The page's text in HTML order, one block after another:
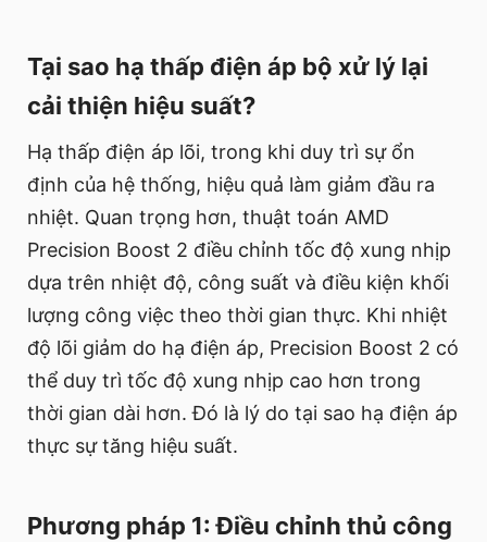
Tại sao hạ thấp điện áp bộ xử lý lại
cải thiện hiệu suất?
Hạ thấp điện áp lõi, trong khi duy trì sự ổn
định của hệ thống, hiệu quả làm giảm đầu ra
nhiệt. Quan trọng hơn, thuật toán AMD
Precision Boost 2 điều chỉnh tốc độ xung nhịp
dựa trên nhiệt độ, công suất và điều kiện khối
lượng công việc theo thời gian thực. Khi nhiệt
độ lõi giảm do hạ điện áp, Precision Boost 2 có
thể duy trì tốc độ xung nhịp cao hơn trong
thời gian dài hơn. Đó là lý do tại sao hạ điện áp
thực sự tăng hiệu suất.
Phương pháp 1: Điều chỉnh thủ công